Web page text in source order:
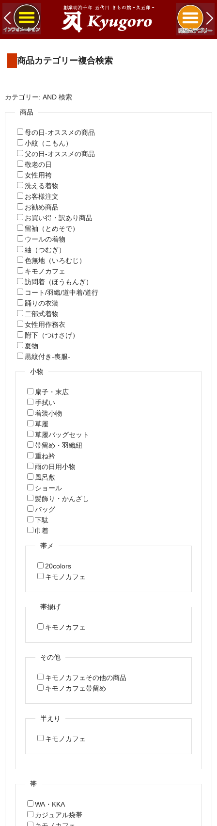
商品カテゴリー複合検索
カテゴリー: AND 検索
商品
母の日-オススメの商品
小紋（こもん）
父の日-オススメの商品
敬老の日
女性用袴
洗える着物
お客様注文
お勧め商品
お買い得・訳あり商品
留袖（とめそで）
ウールの着物
紬（つむぎ）
色無地（いろむじ）
キモノカフェ
訪問着（ほうもんぎ）
コート/羽織/道中着/道行
踊りの衣装
二部式着物
女性用作務衣
附下（つけさげ）
夏物
黒紋付き-喪服-
小物
扇子・末広
手拭い
着装小物
草履
草履バッグセット
帯留め・羽織紐
重ね衿
雨の日用小物
風呂敷
ショール
髪飾り・かんざし
バッグ
下駄
巾着
帯メ
20colors
キモノカフェ
帯揚げ
キモノカフェ
その他
キモノカフェその他の商品
キモノカフェ帯留め
半えり
キモノカフェ
帯
WA・KKA
カジュアル袋帯